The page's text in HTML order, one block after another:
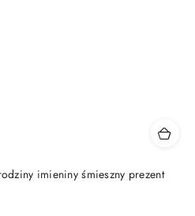
imieniny śmieszny prezent